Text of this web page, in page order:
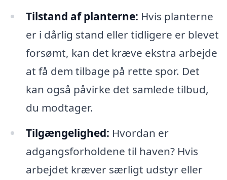
Tilstand af planterne: Hvis planterne
er i dårlig stand eller tidligere er blevet
forsømt, kan det kræve ekstra arbejde
at få dem tilbage på rette spor. Det
kan også påvirke det samlede tilbud,
du modtager.
Tilgængelighed: Hvordan er
adgangsforholdene til haven? Hvis
arbejdet kræver særligt udstyr eller